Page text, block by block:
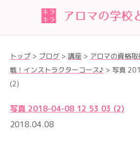
トップ > ブログ > 講座 > アロマの資格取
戦！インストラクターコース♪ > 写真
(2)
写真 2018-04-08 12 53 03 (2)
2018.04.08